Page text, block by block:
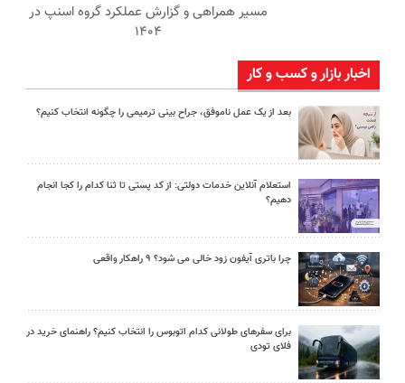
مسیر همراهی و گزارش عملکرد گروه اسنپ در
۱۴۰۴
اخبار بازار و کسب و کار
بعد از یک عمل ناموفق، جراح بینی ترمیمی را چگونه انتخاب کنیم؟
استعلام آنلاین خدمات دولتی: از کد پستی تا ثنا کدام را کجا انجام
دهیم؟
چرا باتری آیفون زود خالی می شود؟ ۹ راهکار واقعی
برای سفرهای طولانی کدام اتوبوس را انتخاب کنیم؟ راهنمای خرید در
فلای تودی